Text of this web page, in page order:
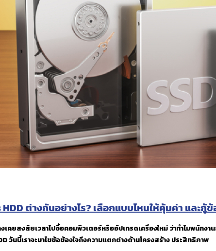
HDD ต่างกันอย่างไร? เลือกแบบไหนให้คุ้มค่า และ
เคยสงสัยเวลาไปซื้อคอมพิวเตอร์หรืออัปเกรดเครื่องใหม่ ว่าทำไมพนักงาน
วันนี้เราจะมาไขข้อข้องใจถึงความแตกต่างด้านโครงสร้าง ประสิทธิภาพ